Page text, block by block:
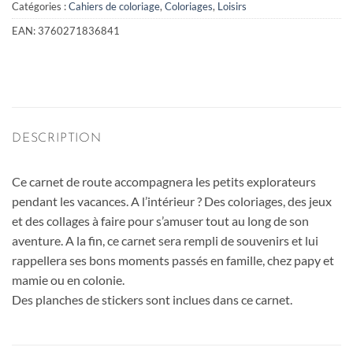
Catégories :Cahiers de coloriage, Coloriages, Loisirs
EAN:3760271836841
DESCRIPTION
Ce carnet de route accompagnera les petits explorateurs
pendant les vacances. A l’intérieur ? Des coloriages, des jeux
et des collages à faire pour s’amuser tout au long de son
aventure. A la fin, ce carnet sera rempli de souvenirs et lui
rappellera ses bons moments passés en famille, chez papy et
mamie ou en colonie.
Des planches de stickers sont inclues dans ce carnet.